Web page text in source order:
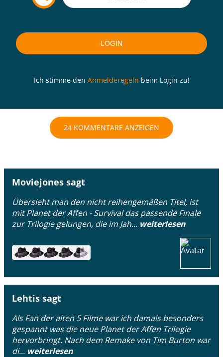
Ich stimme den Anmelderegeln beim Login zu!
24 KOMMENTARE ANZEIGEN
Moviejones sagt
Übersieht man den nicht reihengemäßen Titel, ist
mit Planet der Affen - Survival das passende Finale
zur Trilogie gelungen, die im Jah... weiterlesen
Lehtis sagt
Als Fan der alten 5 Filme war ich damals besonders
gespannt was die neue Planet der Affen Trilogie
hervorbringt. Nach dem Remake von Tim Burton war
di... weiterlesen